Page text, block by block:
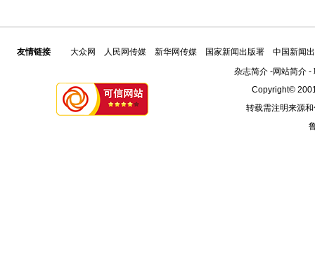
友情链接 大众网 人民网传媒 新华网传媒 国家新闻出版署
中国新闻
杂志简介-网站简介-
Copyright©
转载需注明来源